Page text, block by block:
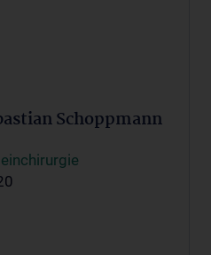
Schoppmann